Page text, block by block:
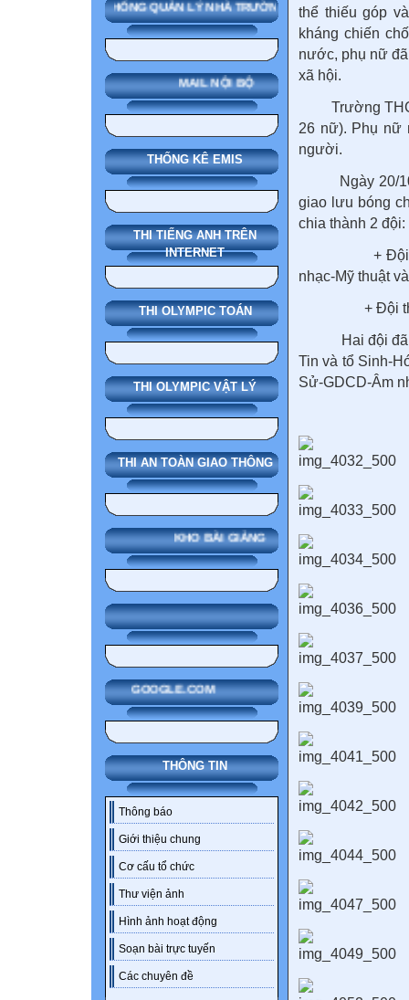
SMAS HỆ THỐNG QUẢN LÝ NHÀ TRƯỜNG
MAIL NỘI BỘ
THỐNG KÊ EMIS
THI TIẾNG ANH TRÊN
INTERNET
THI OLYMPIC TOÁN
THI OLYMPIC VẬT LÝ
THI AN TOÀN GIAO THÔNG
KHO BÀI GIẢNG
GOOGLE.COM
THÔNG TIN
Thông báo
Giới thiệu chung
Cơ cấu tổ chức
Thư viện ảnh
Hình ảnh hoạt động
Soạn bài trực tuyến
Các chuyên đề
thể thiếu góp
kháng chiến
nước, phụ nữ
xã hội.
Trường THCS
26 nữ). Phụ nữ
người.
Ngày 20/10/
giao lưu bóng
chia thành 2 đội:
+ Đội thứ
nhạc-Mỹ thuật
+ Đội thứ hai
Hai đội đã thi
Tin và tổ Sinh-
Sử-GDCD-Âm